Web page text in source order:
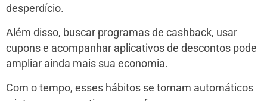
desperdício.
Além disso, buscar programas de cashback, usar
cupons e acompanhar aplicativos de descontos pode
ampliar ainda mais sua economia.
Com o tempo, esses hábitos se tornam automáticos